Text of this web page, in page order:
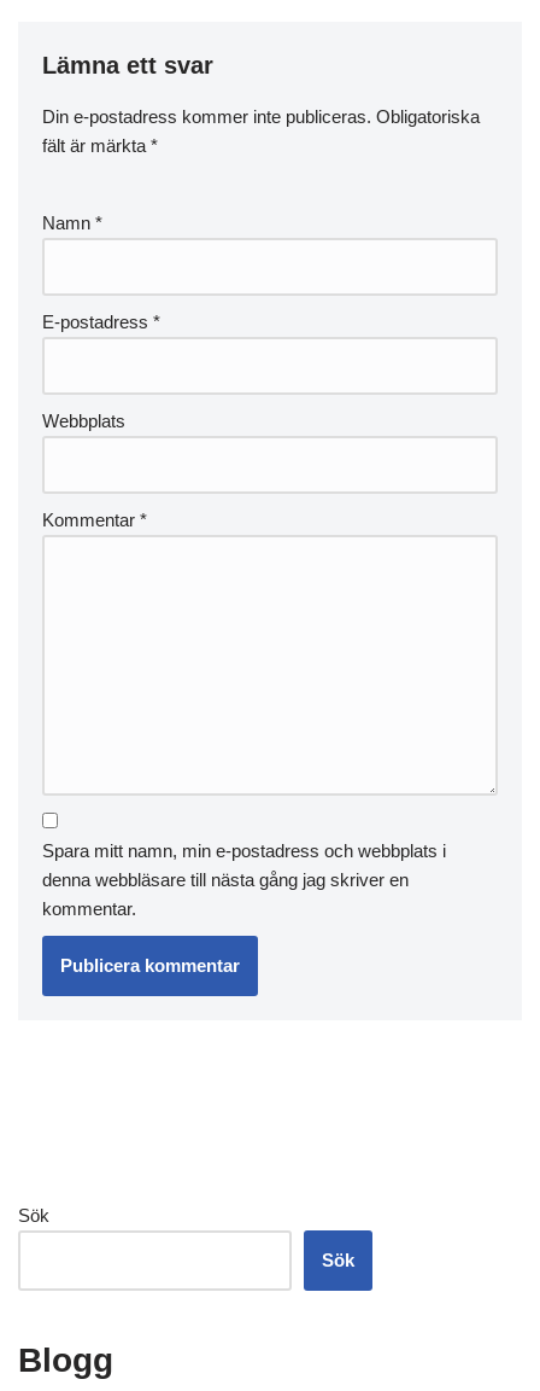
Lämna ett svar
Din e-postadress kommer inte publiceras. Obligatoriska
fält är märkta *
Namn *
E-postadress *
Webbplats
Kommentar *
Spara mitt namn, min e-postadress och webbplats i
denna webbläsare till nästa gång jag skriver en
kommentar.
Sök
Sök
Blogg